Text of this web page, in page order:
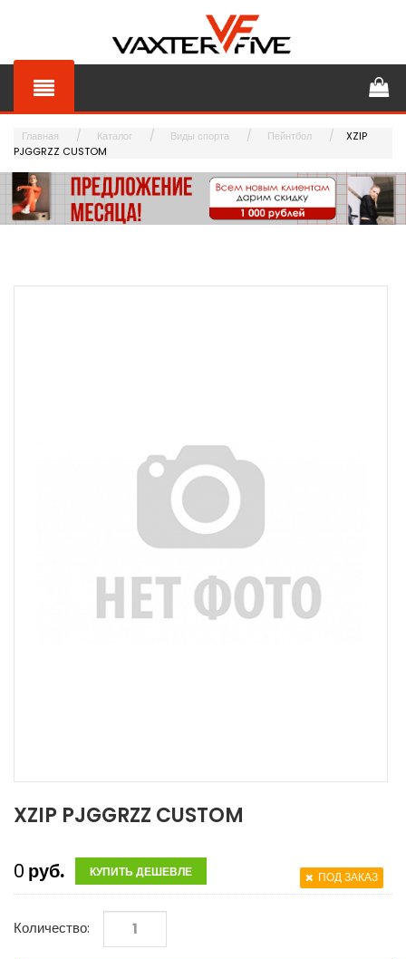
Главная Каталог Виды спорта Пейнтбол
XZIP
PJGGRZZ CUSTOM
XZIP PJGGRZZ CUSTOM
0 руб. КУПИТЬ ДЕШЕВЛЕ ПОД ЗАКАЗ
Количество: